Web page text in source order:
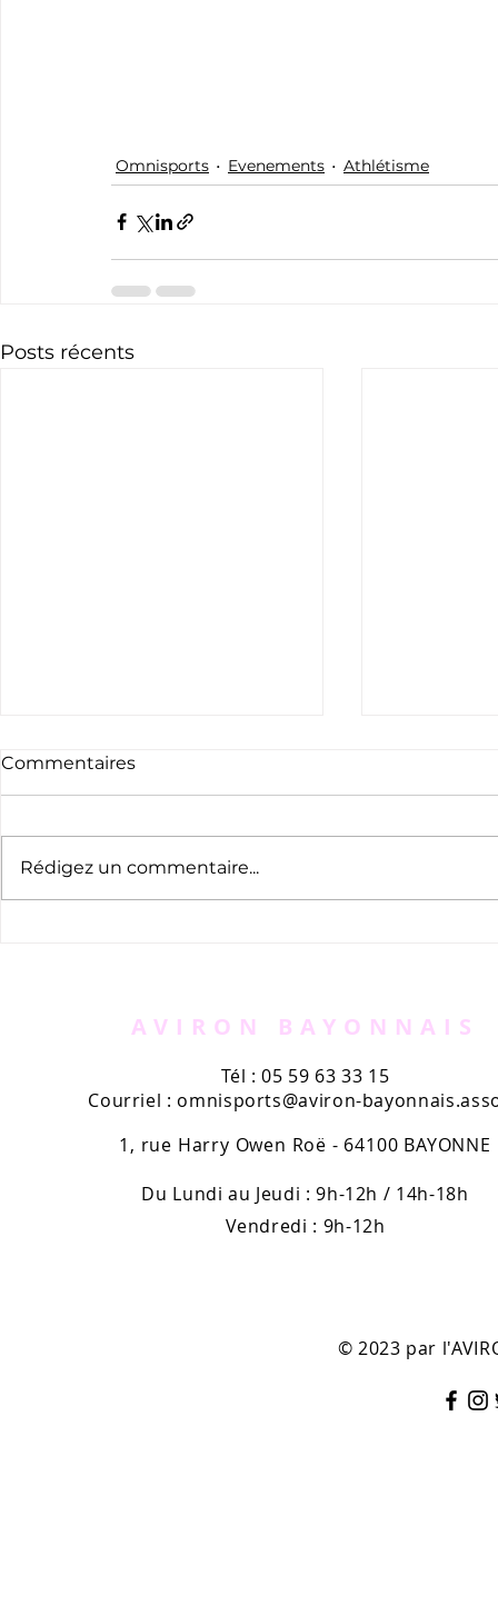
Omnisports Evenements Athlétisme
Posts récents
Commentaires
Rédigez un commentaire...
AVIRON BAYONNAIS
Tél : 05 59 63 33 15
Courriel : omnisports@aviron-
1, rue Harry Owen Roë - 64100 BAYONNE
Du Lundi au Jeudi : 9h-12h / 14h-18h
Vendredi : 9h-12h
© 2023 par